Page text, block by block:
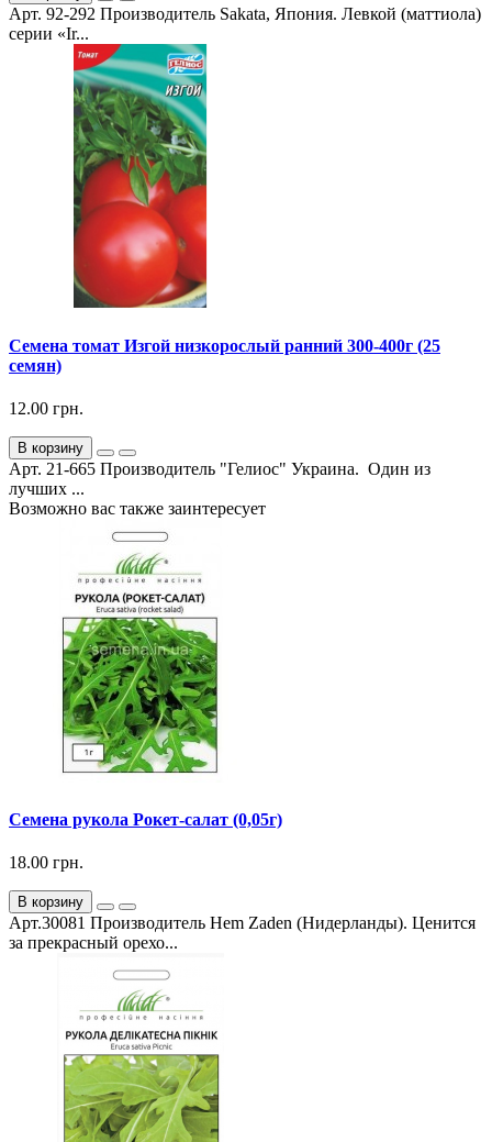
Арт. 92-292 Производитель Sakata, Япония. Левкой (маттиола)
серии «Ir...
Семена томат Изгой низкорослый ранний 300-400г (25
семян)
12.00 грн.
В корзину
Арт. 21-665 Производитель "Гелиос" Украина. Один из
лучших ...
Возможно вас также заинтересует
Семена рукола Рокет-салат (0,05г)
18.00 грн.
В корзину
Арт.30081 Производитель Hem Zaden (Нидерланды). Ценится
за прекрасный орехо...